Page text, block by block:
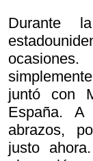
Durante
juntó con
España.
abrazos,
justo